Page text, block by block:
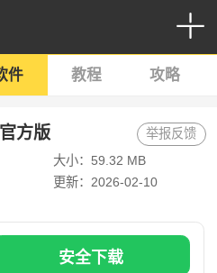
件 教程 攻略
方版
大小：59.32 MB
更新：2026-02-10
举报反馈
安全下载